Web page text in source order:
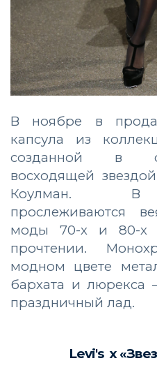
В ноябре в
капсула из
созданной в
восходящей
Коулман. В
прослеживаются
моды 70-х и 80-х
прочтении.
модном цвете
бархата и люрекса
праздничный лад.
Levi's x